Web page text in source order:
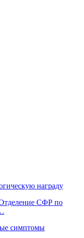
награду
Отделение СФР по
симптомы